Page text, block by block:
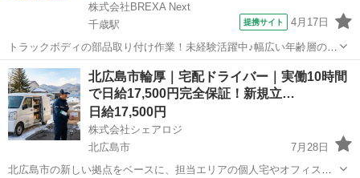
株式会社BREXA Next
千歳駅
提携サイト 4月17日
トラックボディの部品取り付け作業！未経験活躍中♪幅広い年齢層の男
性活躍中！ワンルーム寮完備！日払い制度あり！働きやすい日勤＆土
日祝休み！マイカー通勤可！工場見学あり◎《北海道北広島市》 人気
の工場のお仕事 ◇トラック用部品...
北海道 北広島市 千歳駅 その他
北広島市輪厚｜宅配ドライバー｜実働10時間
で日給17,500円完全保証！新規立…
日給17,500円
株式会社シェアロジ
北広島市
7月28日
北広島市の新しい拠点をベースに、担当エリアの個人宅やオフィスへ